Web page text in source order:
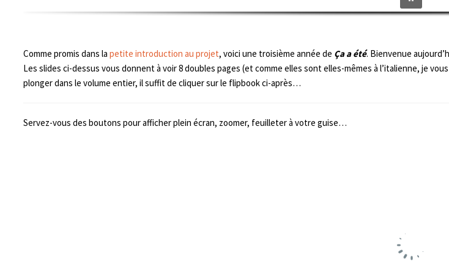
Comme promis dans la petite introduction au projet, voici une troisième année de Ça a été. Bienvenue
Les slides ci-dessus vous donnent à voir 8 doubles pages (et comme elles sont elles-mêmes à l’italienne, je
plonger dans le volume entier, il suffit de cliquer sur le flipbook ci-après…
Servez-vous des boutons pour afficher plein écran, zoomer, feuilleter à votre guise…